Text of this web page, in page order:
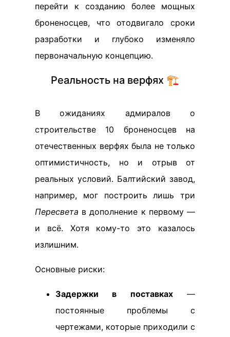
перейти к созданию более мощных
броненосцев, что отодвигало сроки
разработки и глубоко изменяло
первоначальную концепцию.
Реальность на верфях 🏗️
В ожиданиях адмиралов о
строительстве 10 броненосцев на
отечественных верфях была не только
оптимистичность, но и отрыв от
реальных условий. Балтийский завод,
например, мог построить лишь три
Пересвета в дополнение к первому —
и всё. Хотя кому-то это казалось
излишним.
Основные риски:
Задержки в поставках—
постоянные проблемы с
чертежами, которые приходили с